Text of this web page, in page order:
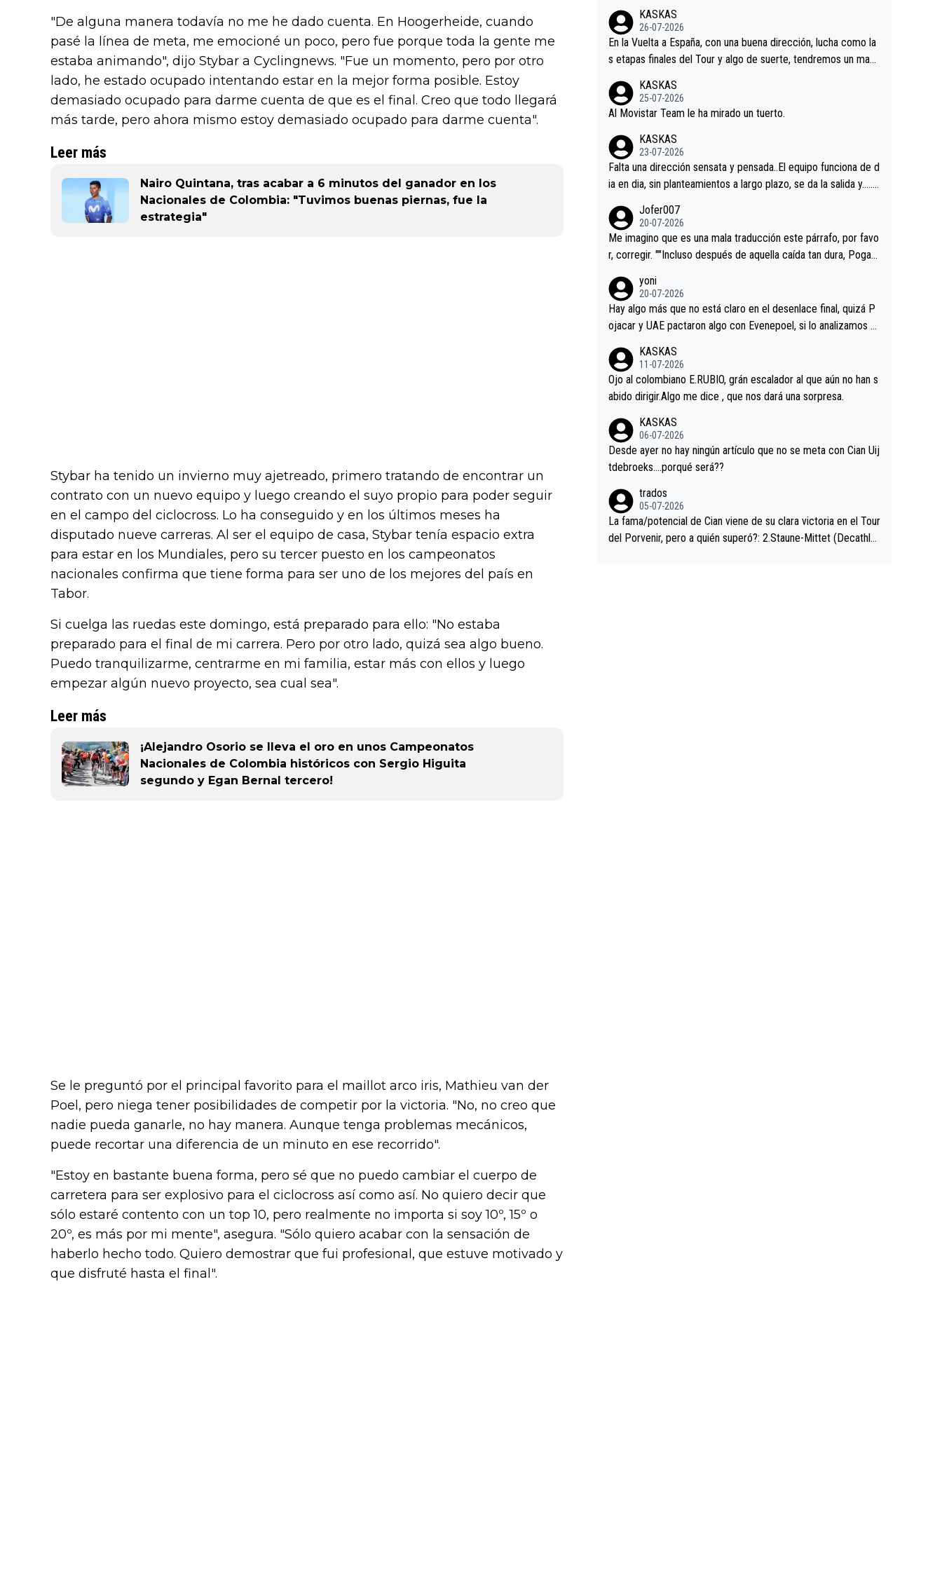
"De alguna manera todavía no me he dado cuenta. En Hoogerheide, cuando
pasé la línea de meta, me emocioné un poco, pero fue porque toda la gente me
estaba animando", dijo Stybar a Cyclingnews. "Fue un momento, pero por otro
lado, he estado ocupado intentando estar en la mejor forma posible. Estoy
demasiado ocupado para darme cuenta de que es el final. Creo que todo llegará
más tarde, pero ahora mismo estoy demasiado ocupado para darme cuenta".
Leer más
Nairo Quintana, tras acabar a 6 minutos del ganador en los
Nacionales de Colombia: "Tuvimos buenas piernas, fue la
estrategia"
Stybar ha tenido un invierno muy ajetreado, primero tratando de encontrar un
contrato con un nuevo equipo y luego creando el suyo propio para poder seguir
en el campo del ciclocross. Lo ha conseguido y en los últimos meses ha
disputado nueve carreras. Al ser el equipo de casa, Stybar tenía espacio extra
para estar en los Mundiales, pero su tercer puesto en los campeonatos
nacionales confirma que tiene forma para ser uno de los mejores del país en
Tabor.
Si cuelga las ruedas este domingo, está preparado para ello: "No estaba
preparado para el final de mi carrera. Pero por otro lado, quizá sea algo bueno.
Puedo tranquilizarme, centrarme en mi familia, estar más con ellos y luego
empezar algún nuevo proyecto, sea cual sea".
Leer más
¡Alejandro Osorio se lleva el oro en unos Campeonatos
Nacionales de Colombia históricos con Sergio Higuita
segundo y Egan Bernal tercero!
Se le preguntó por el principal favorito para el maillot arco iris, Mathieu van der
Poel, pero niega tener posibilidades de competir por la victoria. "No, no creo que
nadie pueda ganarle, no hay manera. Aunque tenga problemas mecánicos,
puede recortar una diferencia de un minuto en ese recorrido".
"Estoy en bastante buena forma, pero sé que no puedo cambiar el cuerpo de
carretera para ser explosivo para el ciclocross así como así. No quiero decir que
sólo estaré contento con un top 10, pero realmente no importa si soy 10º, 15º o
20º, es más por mi mente", asegura. "Sólo quiero acabar con la sensación de
haberlo hecho todo. Quiero demostrar que fui profesional, que estuve motivado y
que disfruté hasta el final".
KASKAS
26-07-2026
En la Vuelta a España, con una buena dirección, lucha como la
s etapas finales del Tour y algo de suerte, tendremos un magn
KASKAS
25-07-2026
Al Movistar Team le ha mirado un tuerto.
KASKAS
23-07-2026
Falta una dirección sensata y pensada..El equipo funciona de d
ia en dia, sin planteamientos a largo plazo, se da la salida y…..v
a, Minguez, Velez etc etc.Me da pena vivir estos momentos t
an tristes sin victorias.
Jofer007
20-07-2026
Me imagino que es una mala traducción este párrafo, por favo
r, corregir. ""Incluso después de aquella caída tan dura, Pogac
rd permaneció pegado a su rueda. Parecía increíble la forma
en la que era capaz de controlar el miedo", recordó."
yoni
20-07-2026
Hay algo más que no está claro en el desenlace final, quizá P
ojacar y UAE pactaron algo con Evenepoel, si lo analizamos P
casi sin pedalear, luego está el saludo con Evenepoel dándose
la mano de una manera muy fraternal, más allá de los típicos t
oques en el hombro con que saludaba a Vingegard. Ahí hubo u
o aprieta, a ver si por querer poner a Del Toro con calzador e
n posición de podio UAE y Pojacar se van complicar el tour.
KASKAS
11-07-2026
Ojo al colombiano E.RUBIO, grán escalador al que aún no han s
abido dirigir.Algo me dice , que nos dará una sorpresa.
KASKAS
06-07-2026
Desde ayer no hay ningún artículo que no se meta con Cian Uij
tdebroeks….porqué será??
trados
05-07-2026
La fama/potencial de Cian viene de su clara victoria en el Tour
del Porvenir, pero a quién superó?: 2.Staune-Mittet (Decathlo